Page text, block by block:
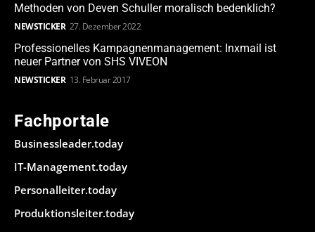
Methoden von Deven Schuller moralisch bedenklich?
NEWSTICKER 27. Dezember 2022
Professionelles Kampagnenmanagement: Inxmail ist
neuer Partner von SHS VIVEON
NEWSTICKER 13. Februar 2017
Fachportale
Businessleader.today
IT-Management.today
Personalleiter.today
Produktionsleiter.today